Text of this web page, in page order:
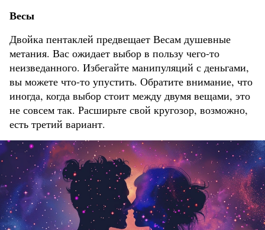
Весы
Двойка пентаклей предвещает Весам душевные
метания. Вас ожидает выбор в пользу чего-то
неизведанного. Избегайте манипуляций с деньгами,
вы можете что-то упустить. Обратите внимание, что
иногда, когда выбор стоит между двумя вещами, это
не совсем так. Расширьте свой кругозор, возможно,
есть третий вариант.